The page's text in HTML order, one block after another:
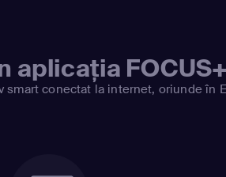
#2)
aplicația FOCUS+
smart conectat la internet, oriunde în